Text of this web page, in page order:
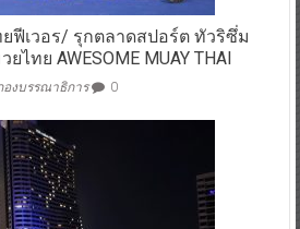
ฟีเวอร/ รุกตลาดสปอร์ต ทัวริซึ่ม
ไทย AWESOME MUAY THAI
องบรรณาธิการ 0